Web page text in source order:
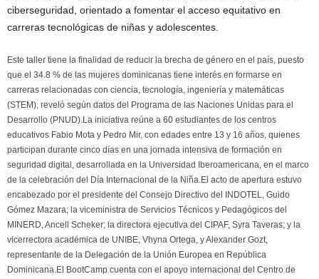
ciberseguridad, orientado a fomentar el acceso equitativo en
carreras tecnológicas de niñas y adolescentes.
Este taller tiene la finalidad de reducir la brecha de género en el país, puesto
que el 34.8 % de las mujeres dominicanas tiene interés en formarse en
carreras relacionadas con ciencia, tecnología, ingeniería y matemáticas
(STEM), reveló según datos del Programa de las Naciones Unidas para el
Desarrollo (PNUD).La iniciativa reúne a 60 estudiantes de los centros
educativos Fabio Mota y Pedro Mir, con edades entre 13 y 16 años, quienes
participan durante cinco días en una jornada intensiva de formación en
seguridad digital, desarrollada en la Universidad Iberoamericana, en el marco
de la celebración del Día Internacional de la Niña.El acto de apertura estuvo
encabezado por el presidente del Consejo Directivo del INDOTEL, Guido
Gómez Mazara; la viceministra de Servicios Técnicos y Pedagógicos del
MINERD, Ancell Scheker; la directora ejecutiva del CIPAF, Syra Taveras; y la
vicerrectora académica de UNIBE, Vhyna Ortega, y Alexander Gozt,
representante de la Delegación de la Unión Europea en República
Dominicana.El BootCamp cuenta con el apoyo internacional del Centro de